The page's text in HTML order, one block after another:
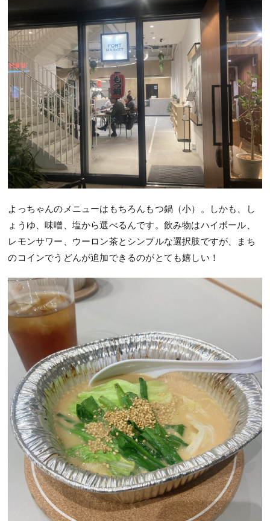
よっちゃんのメニューはもちろんもつ鍋（小）。しかも、し
ょうゆ、味噌、塩から選べるんです。飲み物はハイボール、
レモンサワー、ウーロン茶とシンプルな選択肢ですが、まち
のコインでうどんが追加できるのがとても嬉しい！